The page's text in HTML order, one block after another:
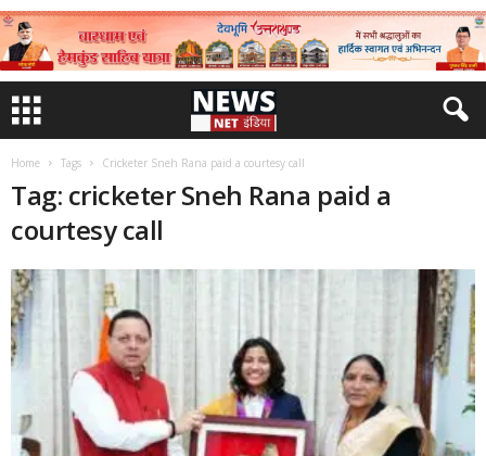
Home Tags Cricketer Sneh Rana paid a courtesy call
Tag: cricketer Sneh Rana paid a
courtesy call